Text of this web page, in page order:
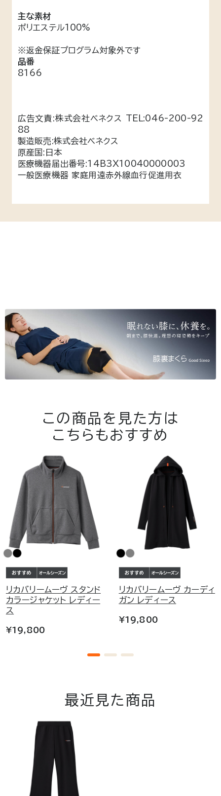
主な素材
ポリエステル100%
※返金保証プログラム対象外です
品番
8166
広告文責:株式会社ベネクス TEL:046-200-92
88
製造販売:株式会社ベネクス
原産国:日本
医療機器届出番号:14B3X10040000003
一般医療機器 家庭用遠赤外線血行促進用衣
この商品を見た方は
こちらもおすすめ
リカバリームーヴ スタンド
カラージャケット レディー
ス
¥19,800
リカバリームーヴ カーディ
ガン レディース
¥19,800
最近見た商品